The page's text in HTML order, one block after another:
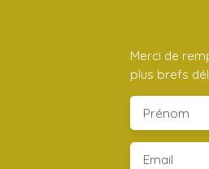
Merci de
plus brefs
Prénom
Email